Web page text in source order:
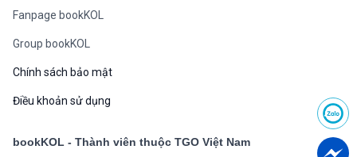
Fanpage bookKOL
Group bookKOL
Chính sách bảo mật
Điều khoản sử dụng
bookKOL - Thành viên thuộc TGO Việt Nam